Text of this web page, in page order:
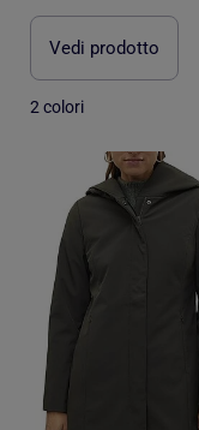
Vedi prodotto
2 colori